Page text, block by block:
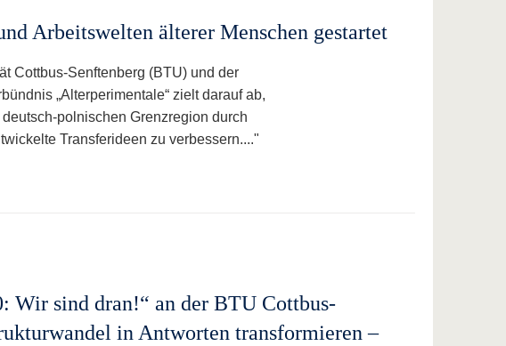
Arbeitswelten älterer Menschen gestartet
Cottbus-Senftenberg (BTU) und der
„Alterperimentale“ zielt darauf ab,
polnischen Grenzregion durch
Transferideen zu verbessern...."
Wir sind dran!“ an der BTU Cottbus-
in Antworten transformieren –